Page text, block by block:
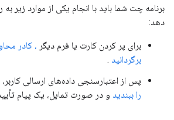
برنامه چت شما باید با انجام یکی از موارد زیر
دهد:
برای پر کردن کارت یا فرم دیگر ، کادر
برگردانید .
پس از اعتبارسنجی داده‌های ارسالی کاربر،
را ببندید و در صورت تمایل، یک پیام